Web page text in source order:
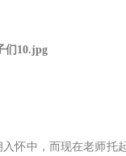
怀中，而现在老师